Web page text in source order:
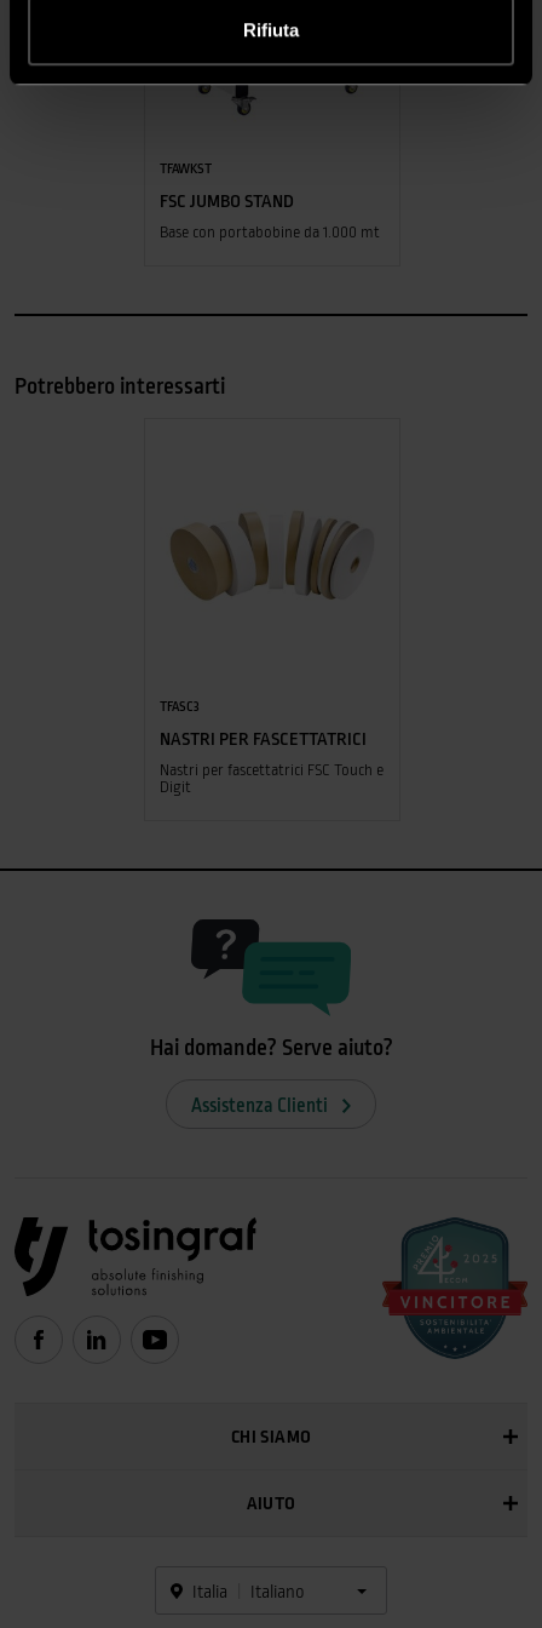
Rifiuta
TFAWKST
FSC JUMBO STAND
Base con portabobine da 1.000 mt
Potrebbero interessarti
TFASC3
NASTRI PER FASCETTATRICI
Nastri per fascettatrici FSC Touch e
Digit
Hai domande? Serve aiuto?
Assistenza Clienti
CHI SIAMO
AIUTO
Italia Italiano